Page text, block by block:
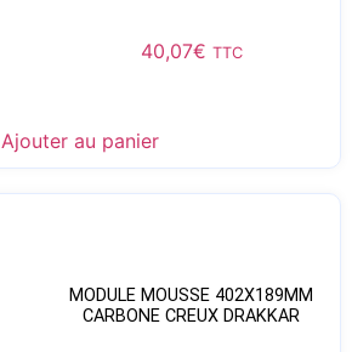
40,07€ TTC
Ajouter au panier
MODULE MOUSSE 402X189MM
CARBONE CREUX DRAKKAR